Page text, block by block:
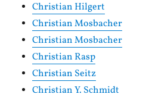
Christian Hilgert
Christian Mosbacher
Christian Mosbacher
Christian Rasp
Christian Seitz
Christian Y. Schmidt